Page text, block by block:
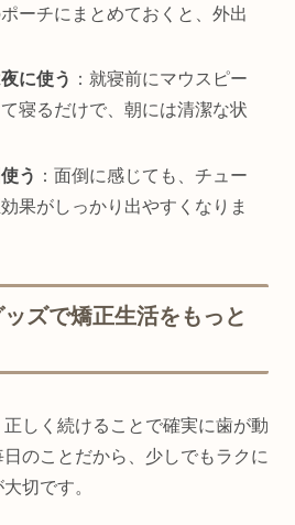
ーチにまとめておくと、外出
に使う ：就寝前にマウスピー
寝るだけで、朝には清潔な状
う ：面倒に感じても、チュー
果がしっかり出やすくなりま
ズで矯正生活をもっと
しく続けることで確実に歯が動
のことだから、少しでもラクに
切です。